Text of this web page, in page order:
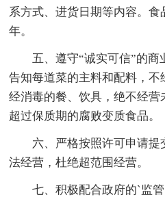
系方式、进货日期等内容。食
年。
五、遵守“诚实可信”的
告知每道菜的主料和配料，
经消毒的餐、饮具，绝不经营
超过保质期的腐败变质食品。
六、严格按照许可申请提
法经营，杜绝超范围经营。
七、积极配合政府的`监